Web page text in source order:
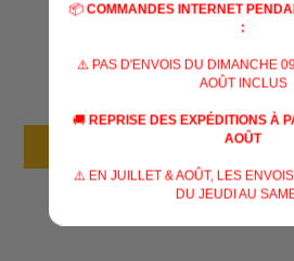
AVIS
Soyez le premier à
Écrire un avis
📦 COMMANDES INTERNET
:
⚠️ PAS D'ENVOIS DU DIMANCHE
AOÛT INCLUS
🚚 REPRISE DES EXPÉDITIONS À
AOÛT
⚠️ EN JUILLET & AOÛT, LES
DU JEUDI AU